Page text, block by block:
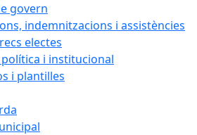
govern
indemnitzacions i assistències
electes
i institucional
i plantilles